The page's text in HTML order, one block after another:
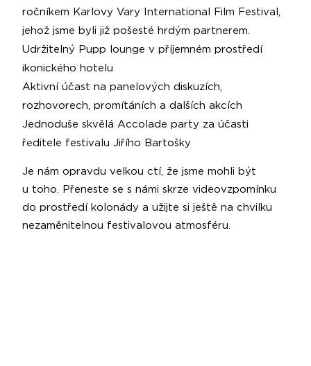
ročníkem Karlovy Vary International Film Festival,
jehož jsme byli již pošesté hrdým partnerem.
Udržitelný Pupp lounge v příjemném prostředí
ikonického hotelu
Aktivní účast na panelových diskuzích,
rozhovorech, promítáních a dalších akcích
Jednoduše skvělá Accolade party za účasti
ředitele festivalu Jiřího Bartošky
Je nám opravdu velkou ctí, že jsme mohli být
u toho. Přeneste se s námi skrze videovzpomínku
do prostředí kolonády a užijte si ještě na chvilku
nezaměnitelnou festivalovou atmosféru.